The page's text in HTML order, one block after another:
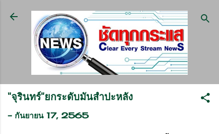
ข้ามไปที่เนื้อหาหลัก
"จุรินทร์"ยกระดับมันสำปะหลัง
- กันยายน 17, 2565